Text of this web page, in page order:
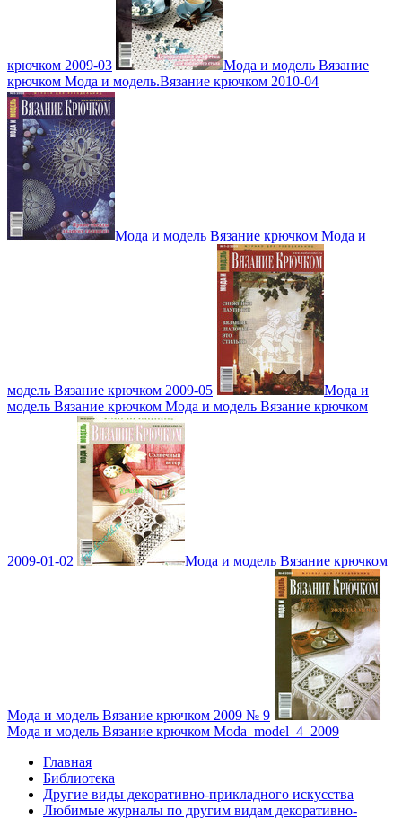
крючком 2009-03
Мода и модель Вязание
крючком Мода и модель.Вязание крючком 2010-04
Мода и модель Вязание крючком Мода и
модель Вязание крючком 2009-05
Мода и
модель Вязание крючком Мода и модель Вязание крючком
2009-01-02 Мода и модель Вязание крючком
Мода и модель Вязание крючком 2009 № 9
Мода и модель Вязание крючком Moda_model_4_2009
Главная
Библиотека
Другие виды декоративно-прикладного искусства
Любимые журналы по другим видам декоративно-